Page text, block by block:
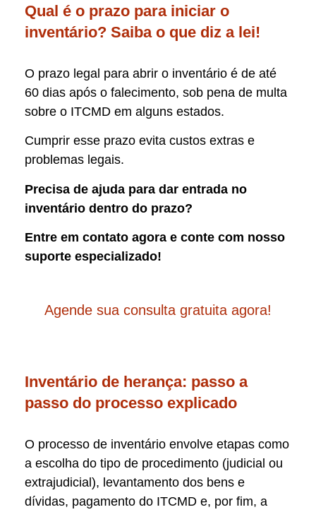
Qual é o prazo para iniciar o
inventário? Saiba o que diz a lei!
O prazo legal para abrir o inventário é de até
60 dias após o falecimento, sob pena de multa
sobre o ITCMD em alguns estados.
Cumprir esse prazo evita custos extras e
problemas legais.
Precisa de ajuda para dar entrada no
inventário dentro do prazo?
Entre em contato agora e conte com nosso
suporte especializado!
Agende sua consulta gratuita agora!
Inventário de herança: passo a
passo do processo explicado
O processo de inventário envolve etapas como
a escolha do tipo de procedimento (judicial ou
extrajudicial), levantamento dos bens e
dívidas, pagamento do ITCMD e, por fim, a